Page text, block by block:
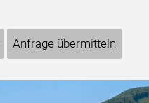
Anfrage übermitteln